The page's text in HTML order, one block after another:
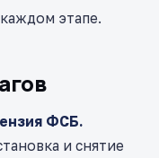
этапе.
ФСБ.
и снятие